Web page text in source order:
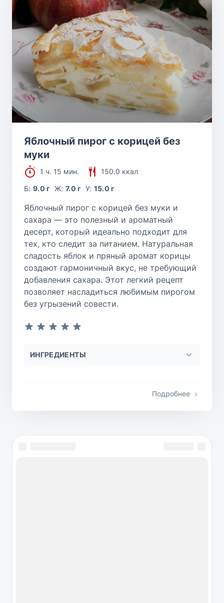
Яблочный пирог с корицей без
муки
1 ч. 15 мин.
150.0 ккал
Б:9.0 г Ж: 7.0 г У: 15.0 г
Яблочный пирог с корицей без муки и
сахара — это полезный и ароматный
десерт, который идеально подходит для
тех, кто следит за питанием. Натуральная
сладость яблок и пряный аромат корицы
создают гармоничный вкус, не требующий
добавления сахара. Этот легкий рецепт
позволяет насладиться любимым пирогом
без угрызений совести.
ИНГРЕДИЕНТЫ
Подробнее